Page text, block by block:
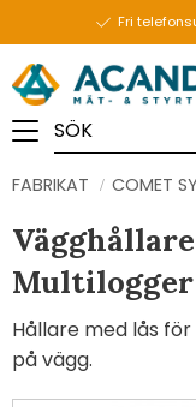
Fri
FABRIKAT COMET
Multilogger
Hållare med lås
på vägg.